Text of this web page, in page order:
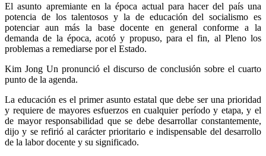
El asunto apremiante en la época actual para hacer del país una
potencia de los talentosos y la de educación del socialismo es
potenciar aun más la base docente en general conforme a la
demanda de la época, acotó y propuso, para el fin, al Pleno los
problemas a remediarse por el Estado.
Kim Jong Un pronunció el discurso de conclusión sobre el cuarto
punto de la agenda.
La educación es el primer asunto estatal que debe ser una prioridad
y requiere de mayores esfuerzos en cualquier período y etapa, y el
de mayor responsabilidad que se debe desarrollar constantemente,
dijo y se refirió al carácter prioritario e indispensable del desarrollo
de la labor docente y su significado.